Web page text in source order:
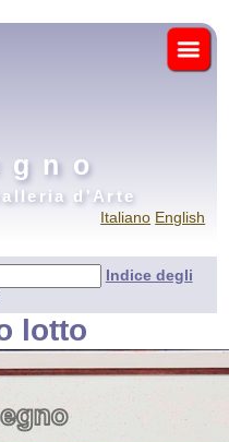
d'Arte
Italiano English
Indice degli
lotto